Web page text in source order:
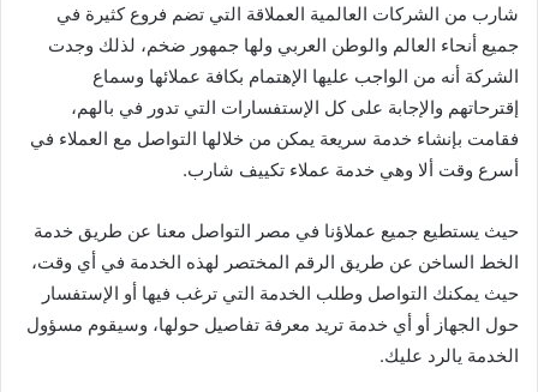
شارب من الشركات العالمية العملاقة التي تضم فروع كثيرة في
جميع أنحاء العالم والوطن العربي ولها جمهور ضخم، لذلك وجدت
الشركة أنه من الواجب عليها الإهتمام بكافة عملائها وسماع
إقترحاتهم والإجابة على كل الإستفسارات التي تدور في بالهم،
فقامت بإنشاء خدمة سريعة يمكن من خلالها التواصل مع العملاء في
أسرع وقت ألا وهي خدمة عملاء تكييف شارب.
حيث يستطيع جميع عملاؤنا في مصر التواصل معنا عن طريق خدمة
الخط الساخن عن طريق الرقم المختصر لهذه الخدمة في أي وقت،
حيث يمكنك التواصل وطلب الخدمة التي ترغب فيها أو الإستفسار
حول الجهاز أو أي خدمة تريد معرفة تفاصيل حولها، وسيقوم مسؤول
الخدمة يالرد عليك.